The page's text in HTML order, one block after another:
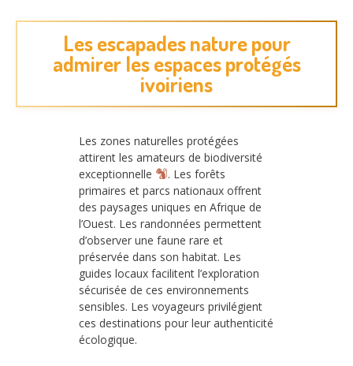
Les escapades nature pour
admirer les espaces protégés
ivoiriens
Les zones naturelles protégées
attirent les amateurs de biodiversité
exceptionnelle
. Les forêts
primaires et parcs nationaux offrent
des paysages uniques en Afrique de
l’Ouest. Les randonnées permettent
d’observer une faune rare et
préservée dans son habitat. Les
guides locaux facilitent l’exploration
sécurisée de ces environnements
sensibles. Les voyageurs privilégient
ces destinations pour leur authenticité
écologique.